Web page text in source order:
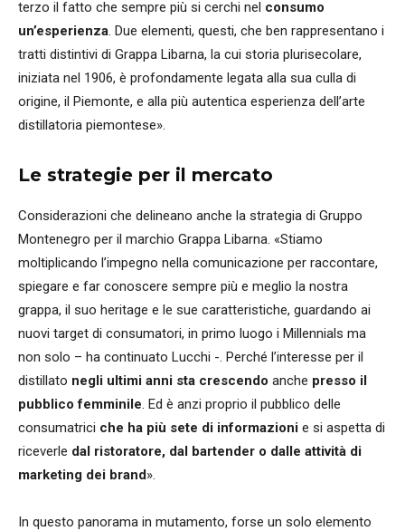
terzo il fatto che sempre più si cerchi nel consumo
un’esperienza. Due elementi, questi, che ben rappresentano i
tratti distintivi di Grappa Libarna, la cui storia plurisecolare,
iniziata nel 1906, è profondamente legata alla sua culla di
origine, il Piemonte, e alla più autentica esperienza dell’arte
distillatoria piemontese».
Le strategie per il mercato
Considerazioni che delineano anche la strategia di Gruppo
Montenegro per il marchio Grappa Libarna. «Stiamo
moltiplicando l’impegno nella comunicazione per raccontare,
spiegare e far conoscere sempre più e meglio la nostra
grappa, il suo heritage e le sue caratteristiche, guardando ai
nuovi target di consumatori, in primo luogo i Millennials ma
non solo – ha continuato Lucchi -. Perché l’interesse per il
distillato negli ultimi anni sta crescendo anche presso il
pubblico femminile. Ed è anzi proprio il pubblico delle
consumatrici che ha più sete di informazioni e si aspetta di
riceverle dal ristoratore, dal bartender o dalle attività di
marketing dei brand».
In questo panorama in mutamento, forse un solo elemento